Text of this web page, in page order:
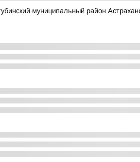
муниципальный район